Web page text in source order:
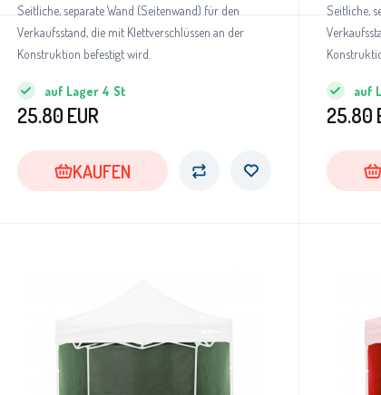
Seitliche, separate Wand (Seitenwand) für den
Verkaufsstand, die mit Klettverschlüssen an der
Konstruktion befestigt wird.
auf Lager 4 St
25.80 EUR
KAUFEN
Seitliche,
auf
25.80